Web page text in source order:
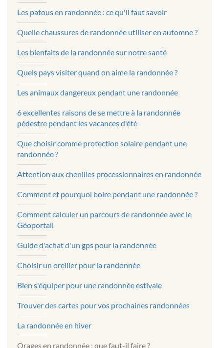
Les patous en randonnée : ce qu'il faut savoir
Quelle chaussures de randonnée utiliser en automne ?
Les bienfaits de la randonnée sur notre santé
Quels pays visiter quand on aime la randonnée ?
Les animaux dangereux pendant une randonnée
6 excellentes raisons de se mettre à la randonnée
pédestre pendant les vacances d'été
Que choisir comme protection solaire pendant une
randonnée ?
Attention aux chenilles processionnaires en randonnée
Comment et pourquoi boire pendant une randonnée ?
Comment calculer un parcours de randonnée avec le
Géoportail
Guide d'achat d'un gps pour la randonnée
Choisir un oreiller pour la randonnée
Bien s'équiper pour une randonnée estivale
Trouver des cartes pour vos prochaines randonnées
La randonnée en hiver
Orages en randonnée : que faut-il faire ?